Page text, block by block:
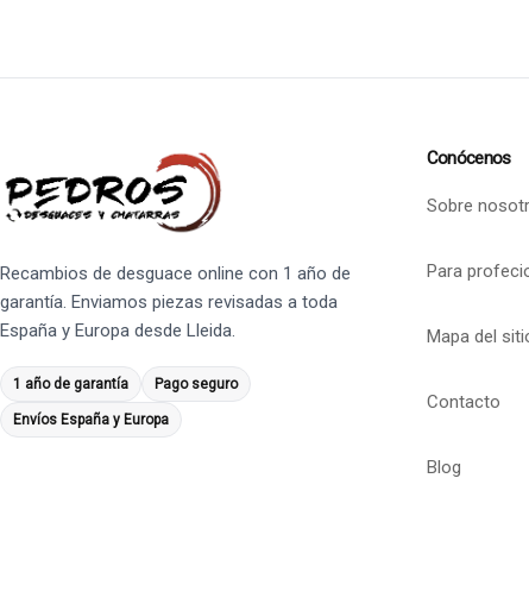
Recambios de desguace online con 1 año de
garantía. Enviamos piezas revisadas a toda
España y Europa desde Lleida.
1 año de garantía Pago seguro
Envíos España y Europa
Conócenos
Sobre
Para
Mapa del
Contacto
Blog